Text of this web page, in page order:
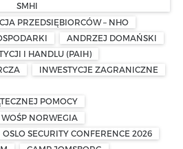
SMHI
PRZEDSIĘBIORCÓW – NHO
ANDRZEJ DOMAŃSKI
I HANDLU (PAIH)
INWESTYCJE ZAGRANICZNE
POMOCY
WOŚP NORWEGIA
OSLO SECURITY CONFERENCE 2026